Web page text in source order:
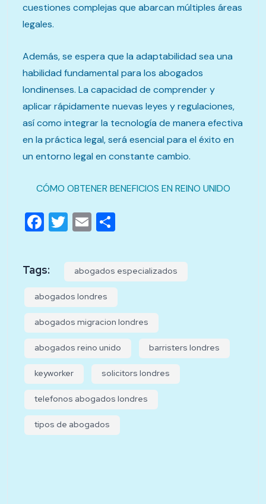
cuestiones complejas que abarcan múltiples áreas
legales.
Además, se espera que la adaptabilidad sea una
habilidad fundamental para los abogados
londinenses. La capacidad de comprender y
aplicar rápidamente nuevas leyes y regulaciones,
así como integrar la tecnología de manera efectiva
en la práctica legal, será esencial para el éxito en
un entorno legal en constante cambio.
CÓMO OBTENER BENEFICIOS EN REINO UNIDO
Facebook
Twitter
Email
Tags: abogados especializados
abogados londres
abogados migracion londres
abogados reino unido barristers londres
keyworker solicitors londres
telefonos abogados londres
tipos de abogados